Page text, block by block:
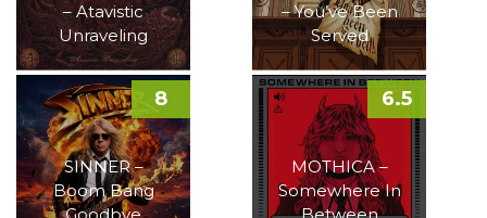
– Atavistic
Unraveling
– You’ve Been
Served
SINNER –
Boom Bang
8
MOTHICA –
Somewhere In
6.5